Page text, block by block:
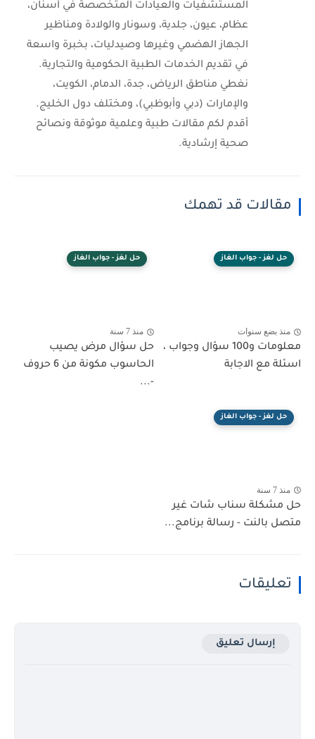
المستشفيات والعيادات المتخصصة في أسنان،
عظام، عيون، جلدية، وسونار والولادة ومناظير
الجهاز الهضمي وغيرها وصيدليات، بخبرة واسعة
في تقديم الخدمات الطبية الحكومية والتجارية.
نغطي مناطق الرياض، جدة، الدمام، الكويت،
والإمارات (دبي وأبوظبي)، ومختلف دول الخليج.
أقدم لكم مقالات طبية وعلمية موثوقة ونصائح
صحية إرشادية.
مقالات قد تهمك
حل لغز - جواب الغاز
منذ بضع سنوات
معلومات و100 سؤال وجواب ،
اسئلة مع الاجابة
حل لغز - جواب الغاز
منذ 7 سنة
حل سؤال مرض يصيب
الحاسوب مكونة من 6 حروف
-...
حل لغز - جواب الغاز
منذ 7 سنة
حل مشكلة سناب شات غير
متصل بالنت - رسالة برنامج...
تعليقات
إرسال تعليق